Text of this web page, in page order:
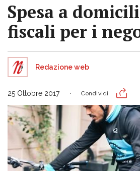
Spesa a
fiscali per i
Redazione web
25 Ottobre 2017 Condividi